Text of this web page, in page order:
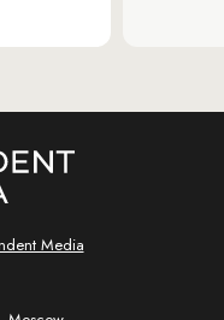
Media